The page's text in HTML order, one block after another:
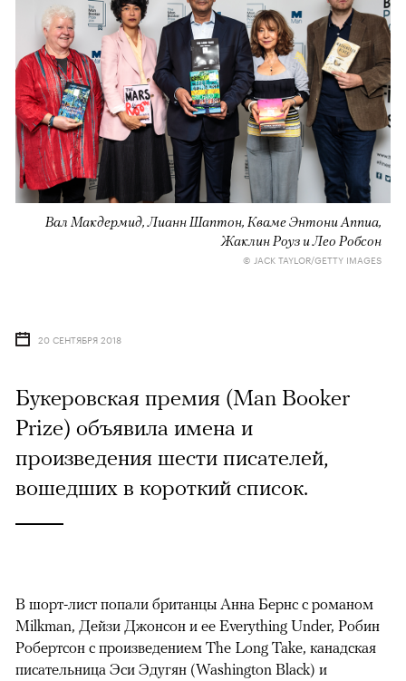
Вал Макдермид, Лианн Шаптон, Кваме Энтони Аппиа,
Жаклин Роуз и Лео Робсон
© JACK TAYLOR/GETTY IMAGES
20 СЕНТЯБРЯ 2018
Букеровская премия (Man Booker
Prize) объявила имена и
произведения шести писателей,
вошедших в короткий список.
В шорт-лист попали британцы Анна Бернс с романом
Milkman, Дейзи Джонсон и ее Everything Under, Робин
Робертсон с произведением The Long Take, канадская
писательница Эси Эдугян (Washington Black) и